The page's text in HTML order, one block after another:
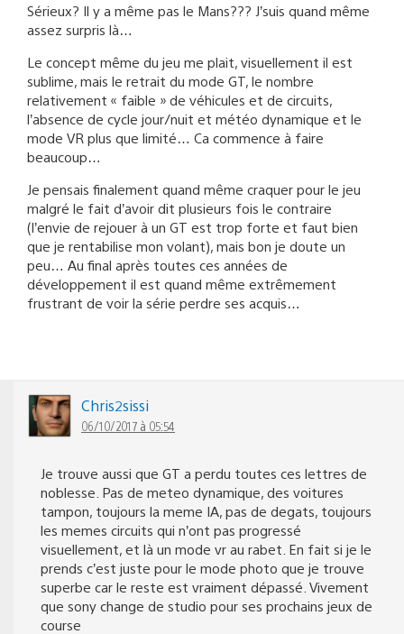
Sérieux? Il y a même pas le Mans??? J’suis quand même
assez surpris là…
Le concept même du jeu me plait, visuellement il est
sublime, mais le retrait du mode GT, le nombre
relativement « faible » de véhicules et de circuits,
l’absence de cycle jour/nuit et météo dynamique et le
mode VR plus que limité… Ca commence à faire
beaucoup…
Je pensais finalement quand même craquer pour le jeu
malgré le fait d’avoir dit plusieurs fois le contraire
(l’envie de rejouer à un GT est trop forte et faut bien
que je rentabilise mon volant), mais bon je doute un
peu… Au final après toutes ces années de
développement il est quand même extrêmement
frustrant de voir la série perdre ses acquis…
Chris2sissi
06/10/2017 à 05:54
Je trouve aussi que GT a perdu toutes ces lettres de
noblesse. Pas de meteo dynamique, des voitures
tampon, toujours la meme IA, pas de degats, toujours
les memes circuits qui n’ont pas progressé
visuellement, et là un mode vr au rabet. En fait si je le
prends c’est juste pour le mode photo que je trouve
superbe car le reste est vraiment dépassé. Vivement
que sony change de studio pour ses prochains jeux de
course